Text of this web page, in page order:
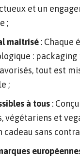
et un
;
maîtrisé : Chaque
:
tout est
;
à tous :
végétariens et
cadeau sans